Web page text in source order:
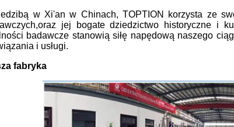
w Xi'an w Chinach, TOPTION korzysta ze
jej bogate dziedzictwo historyczne i
badawcze stanowią siłę napędową naszego
i usługi.
fabryka